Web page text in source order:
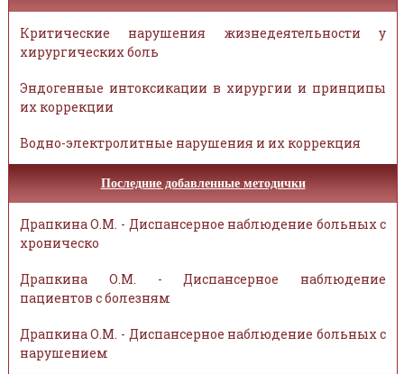
Критические нарушения жизнедеятельности у
хирургических боль
Эндогенные интоксикации в хирургии и принципы
их коррекции
Водно-электролитные нарушения и их коррекция
Последние добавленные методички
Драпкина О.М. - Диспансерное наблюдение больных с
хроническо
Драпкина О.М. - Диспансерное наблюдение
пациентов с болезням
Драпкина О.М. - Диспансерное наблюдение больных с
нарушением